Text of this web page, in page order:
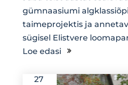
gümnaasiumi
taimeprojektis ja
sügisel Elistvere
Loe edasi
27